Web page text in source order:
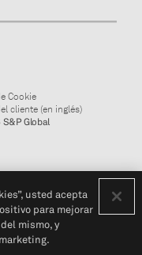
Cookie
cliente (en inglés)
Global
usted acepta
para mejorar
mismo, y